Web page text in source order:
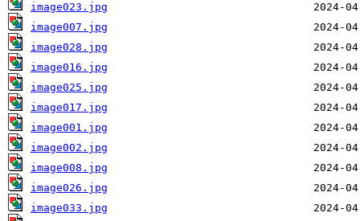
image023.jpg
image007.jpg
image028.jpg
image016.jpg
image025.jpg
image017.jpg
image001.jpg
image002.jpg
image008.jpg
image026.jpg
image033.jpg